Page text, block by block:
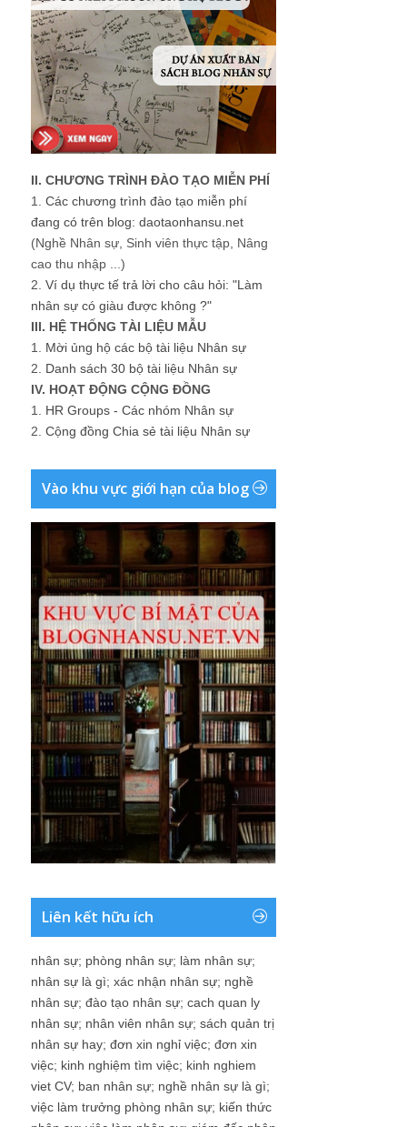
II. CHƯƠNG TRÌNH ĐÀO TẠO MIỄN PHÍ
1. Các chương trình đào tạo miễn phí
đang có trên blog: daotaonhansu.net
(Nghề Nhân sự, Sinh viên thực tập, Nâng
cao thu nhập ...)
2. Ví dụ thực tế trả lời cho câu hỏi: "Làm
nhân sự có giàu được không ?"
III. HỆ THỐNG TÀI LIỆU MẪU
1. Mời ủng hộ các bộ tài liệu Nhân sự
2. Danh sách 30 bộ tài liệu Nhân sự
IV. HOẠT ĐỘNG CỘNG ĐỒNG
1. HR Groups - Các nhóm Nhân sự
2. Cộng đồng Chia sẻ tài liệu Nhân sự
Vào khu vực giới hạn của blog
Liên kết hữu ích
nhân sự; phòng nhân sự; làm nhân sự;
nhân sự là gì; xác nhận nhân sự; nghề
nhân sự; đào tạo nhân sự; cach quan ly
nhân sự; nhân viên nhân sự; sách quản trị
nhân sự hay; đơn xin nghỉ việc; đơn xin
việc; kinh nghiệm tìm việc; kinh nghiem
viet CV; ban nhân sự; nghề nhân sự là gì;
việc làm trưởng phòng nhân sự; kiến thức